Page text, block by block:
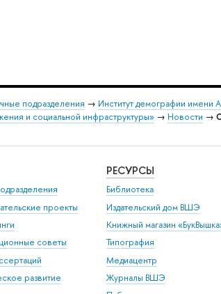
подразделения → Институт демографии имени
и социальной инфраструктуры» → Новости →
проекты
советы
развитие
РЕСУРСЫ
Библиотека
Издательский дом ВШЭ
Книжный магазин
Типография
Медиацентр
Журналы ВШЭ